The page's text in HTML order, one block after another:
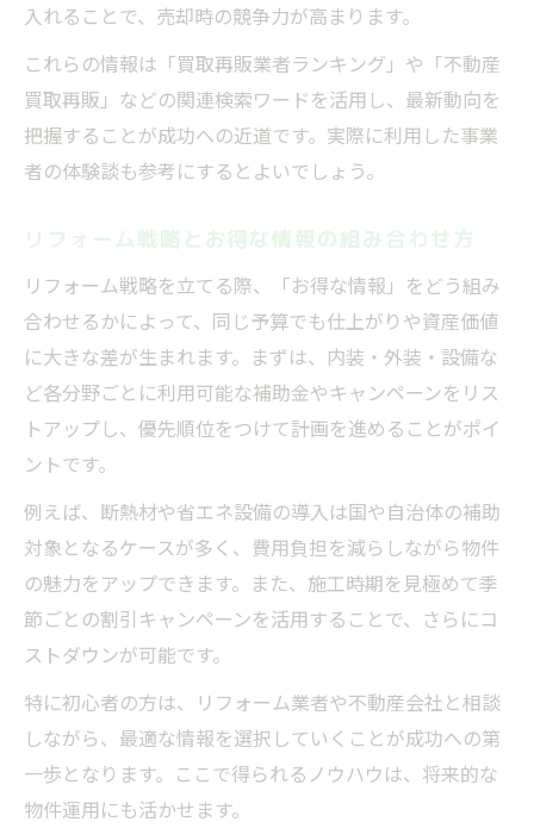
入れることで、売却時の競争力が高まります。
これらの情報は「買取再販業者ランキング」や「不動産
買取再販」などの関連検索ワードを活用し、最新動向を
把握することが成功への近道です。実際に利用した事業
者の体験談も参考にするとよいでしょう。
リフォーム戦略とお得な情報の組み合わせ方
リフォーム戦略を立てる際、「お得な情報」をどう組み
合わせるかによって、同じ予算でも仕上がりや資産価値
に大きな差が生まれます。まずは、内装・外装・設備な
ど各分野ごとに利用可能な補助金やキャンペーンをリス
トアップし、優先順位をつけて計画を進めることがポイ
ントです。
例えば、断熱材や省エネ設備の導入は国や自治体の補助
対象となるケースが多く、費用負担を減らしながら物件
の魅力をアップできます。また、施工時期を見極めて季
節ごとの割引キャンペーンを活用することで、さらにコ
ストダウンが可能です。
特に初心者の方は、リフォーム業者や不動産会社と相談
しながら、最適な情報を選択していくことが成功への第
一歩となります。ここで得られるノウハウは、将来的な
物件運用にも活かせます。